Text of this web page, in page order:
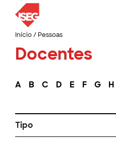
Início/ Pessoas
Docentes
A B C D E F G H
Tipo